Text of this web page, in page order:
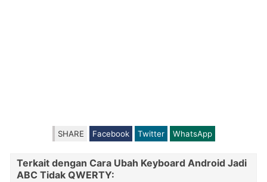
SHARE Facebook Twitter WhatsApp
Terkait dengan Cara Ubah Keyboard Android Jadi
ABC Tidak QWERTY: